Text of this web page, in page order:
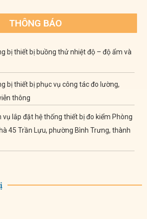
THÔNG BÁO
bị thiết bị buồng thử nhiệt độ – độ ẩm và
bị thiết bị phục vụ công tác đo lường,
thông
lắp đặt hệ thống thiết bị đo kiểm Phòng
45 Trần Lựu, phường Bình Trưng, thành